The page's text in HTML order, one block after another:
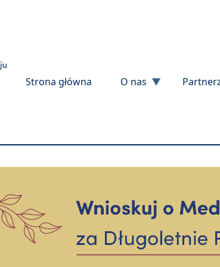
Strona główna O nas